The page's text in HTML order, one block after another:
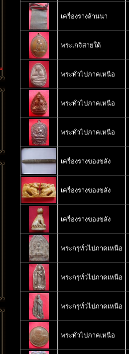
เครื่องรางล้านนา
พระเกจิสายใต้
พระทั่วไปภาคเหนือ
พระทั่วไปภาคเหนือ
พระทั่วไปภาคเหนือ
เครื่องรางของขลัง
เครื่องรางของขลัง
เครื่องรางของขลัง
พระกรุทั่วไปภาคเหนือ
พระกรุทั่วไปภาคเหนือ
พระกรุทั่วไปภาคเหนือ
พระทั่วไปภาคเหนือ